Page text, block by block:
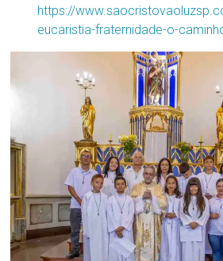
https://
eucaristia-fraternidade-o-